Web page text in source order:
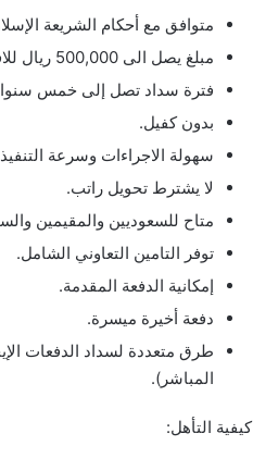
متوافق مع أحكام الشريعة
مبلغ يصل الى 500,000 ريال للافراد ومليون ريال لرجال الاعمال.
فترة سداد تصل إلى خمس
بدون كفيل.
سهولة الاجراءات وسرعة
لا يشترط تحويل راتب.
متاح للسعوديين والمقيمين
توفر التامين التعاوني الشامل.
إمكانية الدفعة المقدمة.
دفعة أخيرة ميسرة.
طرق متعددة لسداد الدفعات
المباشر).
كيفية التأهل: